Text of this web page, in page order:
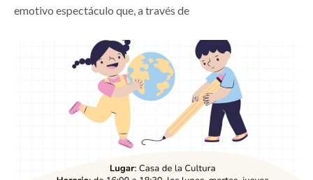
emotivo espectáculo que, a través de